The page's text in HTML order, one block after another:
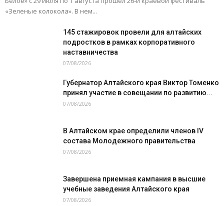
«Зеленые колокола». В нем...
145 стажировок провели для алтайских
подростков в рамках корпоративного
наставничества
07/08/2026
Губернатор Алтайского края Виктор Томенко
принял участие в совещании по развитию...
07/08/2026
В Алтайском крае определили членов IV
состава Молодежного правительства
07/08/2026
Завершена приемная кампания в высшие
учебные заведения Алтайского края
07/08/2026